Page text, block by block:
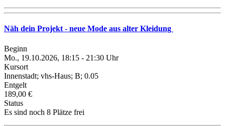
Näh dein Projekt - neue Mode aus alter Kleidung
Beginn
Mo., 19.10.2026, 18:15 - 21:30 Uhr
Kursort
Innenstadt; vhs-Haus; B; 0.05
Entgelt
189,00 €
Status
Es sind noch 8 Plätze frei